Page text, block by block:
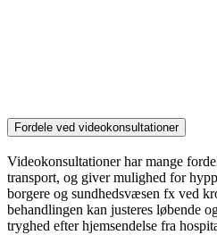
Fordele ved videokonsultationer
Videokonsultationer har mange
transport, og giver mulighed for
borgere og sundhedsvæsen fx ved
behandlingen kan justeres løbende
tryghed efter hjemsendelse fra